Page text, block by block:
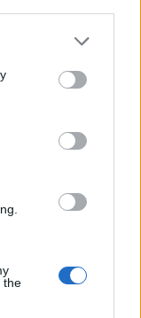
the
αγορά leasing
σειρά δεικτών
Επιδαύρου άνοιξε τις